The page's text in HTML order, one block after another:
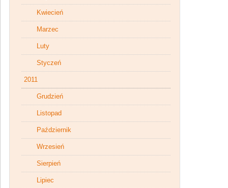
Kwiecień
Marzec
Luty
Styczeń
2011
Grudzień
Listopad
Październik
Wrzesień
Sierpień
Lipiec